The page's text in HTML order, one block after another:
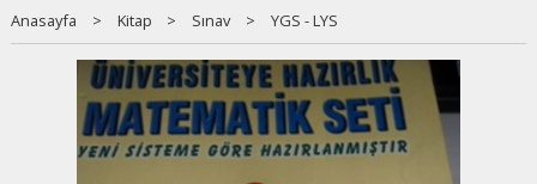
Anasayfa > Kitap > Sınav > YGS - LYS